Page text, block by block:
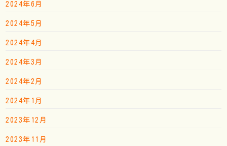
2024年6月
2024年5月
2024年4月
2024年3月
2024年2月
2024年1月
2023年12月
2023年11月